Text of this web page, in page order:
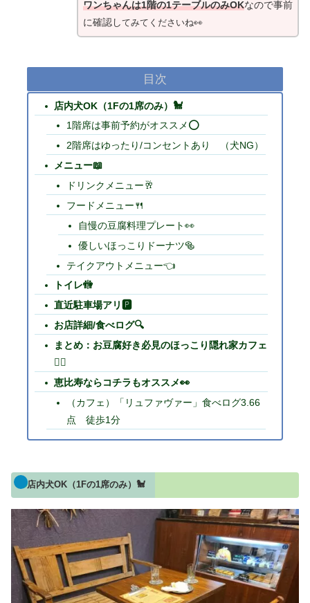
ワンちゃんは1階の1テーブルのみOKなので事前
に確認してみてくださいね👀
目次
店内犬OK（1Fの1席のみ）🐩
1階席は事前予約がオススメ⭕
2階席はゆったり/コンセントあり （犬NG）
メニュー📖
ドリンクメニュー🥂
フードメニュー🍴
自慢の豆腐料理プレート👀
優しいほっこりドーナツ🥯
テイクアウトメニュー👈
トイレ🚻
直近駐車場アリ🅿
お店詳細/食べログ🔍
まとめ：お豆腐好き必見のほっこり隠れ家カフェ
🙋‍♀️
恵比寿ならコチラもオススメ👀
（カフェ）「リュファヴァー」食べログ3.66
点 徒歩1分
店内犬OK（1Fの1席のみ）🐩